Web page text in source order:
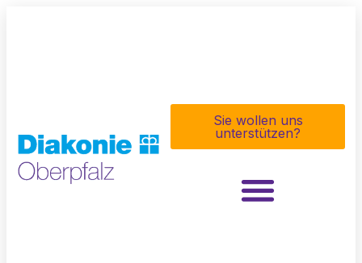
Sie wollen uns
unterstützen?